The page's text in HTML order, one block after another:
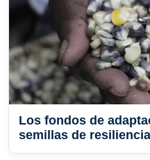
Los fondos de
semillas de resiliencia